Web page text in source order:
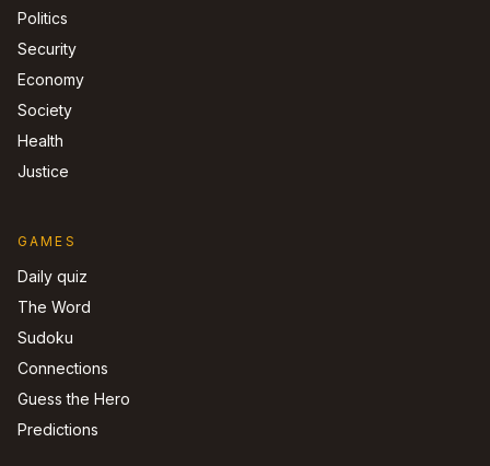
Politics
Security
Economy
Society
Health
Justice
GAMES
Daily quiz
The Word
Sudoku
Connections
Guess the Hero
Predictions